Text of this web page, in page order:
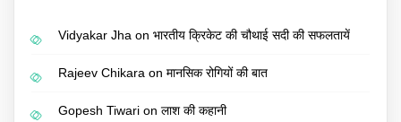
Vidyakar Jha on भारतीय क्रिकेट की चौथाई सदी की सफलतायें
Rajeev Chikara on मानसिक रोगियों की बात
Gopesh Tiwari on लाश की कहानी